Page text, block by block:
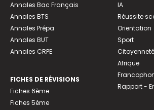
Annales Bac Français
Annales BTS
Annales Prépa
Annales BUT
Annales CRPE
FICHES DE RÉVISIONS
Fiches 6ème
Fiches 5ème
IA
Réussite
Orientation
Sport
Citoyenneté
Afrique
Rapport -